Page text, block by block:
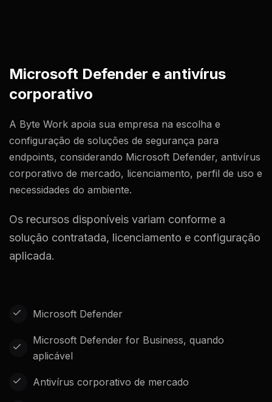
Microsoft Defender e antivírus
corporativo
A Byte Work apoia sua empresa na escolha e
configuração de soluções de segurança para
endpoints, considerando Microsoft Defender, antivírus
corporativo de mercado, licenciamento, perfil de uso e
necessidades do ambiente.
Os recursos disponíveis variam conforme a
solução contratada, licenciamento e configuração
aplicada.
Microsoft Defender
Microsoft Defender for Business, quando
aplicável
Antivírus corporativo de mercado